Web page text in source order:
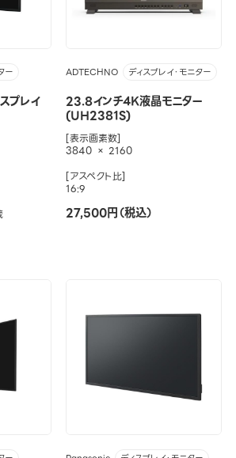
ー
プレイ
ADTECHNO ディスプレイ・モニター
23.8インチ4K液晶モニター
(UH2381S)
[表示画素数]
3840 × 2160
[アスペクト比]
16:9
27,500円（税込）